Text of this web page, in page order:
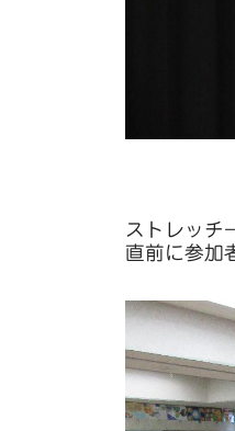
ストレッチ
直前に参加